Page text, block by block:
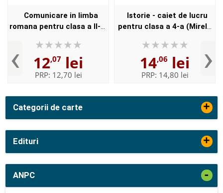
Categorii de carte +
Edituri +
ANPC -
‹
Comunicare in limba
romana pentru clasa a II-a.
12,07 lei
PRP: 12,70 lei
Istorie - caiet de lucru
pentru clasa a 4-a (Mirela
14,06 lei
PRP: 14,80 lei ›